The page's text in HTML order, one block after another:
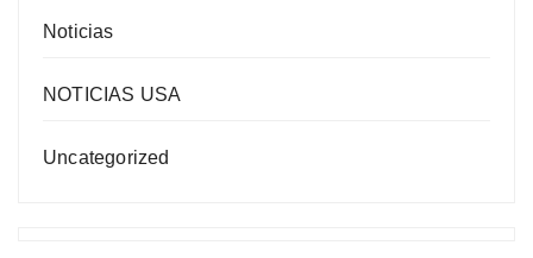
Noticias
NOTICIAS USA
Uncategorized